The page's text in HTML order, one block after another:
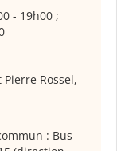
- 19h00 ;
Rossel,
: Bus